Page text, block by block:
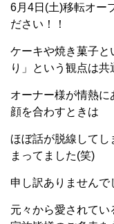
6月4日(土)移転オー
ださい！！
ケーキや焼き菓子と
り」という観点は共
オーナー様が情熱に
顔を合わすときは
ほぼ話が脱線してし
まってました(笑)
申し訳ありません
元々から愛されて